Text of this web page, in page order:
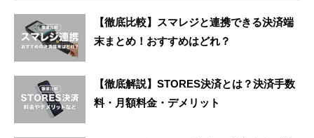
【徹底比較】スマレジと連携できる決済端
末まとめ！おすすめはどれ？
【徹底解説】STORES決済とは？決済手数
料・月額料金・デメリット